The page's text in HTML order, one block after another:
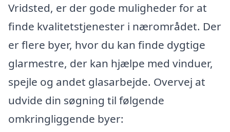
Vridsted, er der gode muligheder for at
finde kvalitetstjenester i nærområdet. Der
er flere byer, hvor du kan finde dygtige
glarmestre, der kan hjælpe med vinduer,
spejle og andet glasarbejde. Overvej at
udvide din søgning til følgende
omkringliggende byer: